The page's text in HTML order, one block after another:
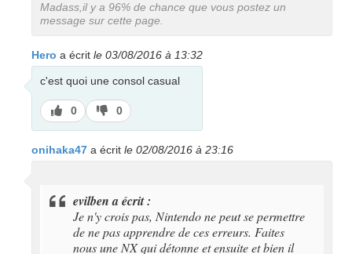
Madass,il y a 96% de chance que vous postez un
message sur cette page.
Hero a écrit le 03/08/2016 à 13:32
c'est quoi une consol casual
J’aime
0
J’aime
pas
0
onihaka47 a écrit le 02/08/2016 à 23:16
evilben a écrit :
Je n'y crois pas, Nintendo ne peut se permettre
de ne pas apprendre de ces erreurs. Faites
nous une NX qui détonne et ensuite et bien il